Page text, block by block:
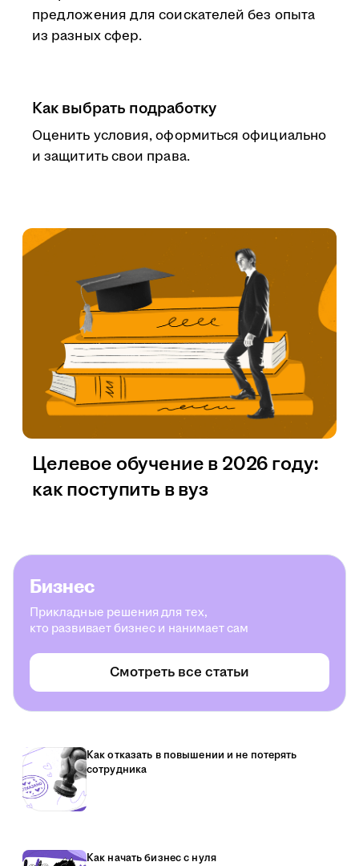
предложения для соискателей без опыта
из разных сфер.
Как выбрать подработку
Оценить условия, оформиться официально
и защитить свои права.
Целевое обучение в 2026 году:
как поступить в вуз
Бизнес
Прикладные решения для тех,
кто развивает бизнес и нанимает сам
Смотреть все статьи
Как отказать в повышении и не потерять
сотрудника
Как начать бизнес с нуля